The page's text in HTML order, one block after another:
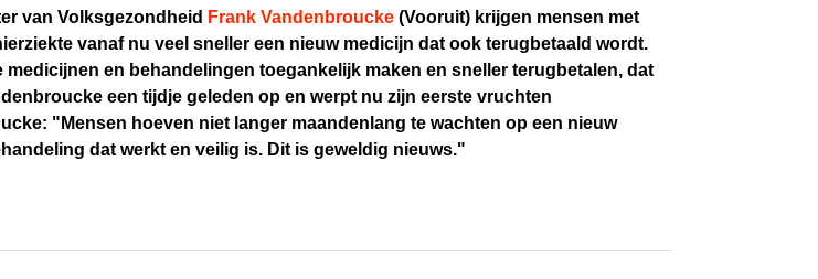
van Volksgezondheid Frank Vandenbroucke(Vooruit) krijgen mensen met
vanaf nu veel sneller een nieuw medicijn dat ook terugbetaald wordt.
medicijnen en behandelingen toegankelijk maken en sneller terugbetalen, dat
een tijdje geleden op en werpt nu zijn eerste vruchten
"Mensen hoeven niet langer maandenlang te wachten op een nieuw
dat werkt en veilig is. Dit is geweldig nieuws."